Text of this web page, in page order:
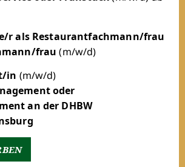
r als Restaurantfachmann/frau
frau (m/w/d)
in (m/w/d)
oder
an der DHBW